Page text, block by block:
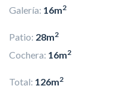
Galería: 16m2
Patio: 28m2
Cochera: 16m2
Total: 126m2